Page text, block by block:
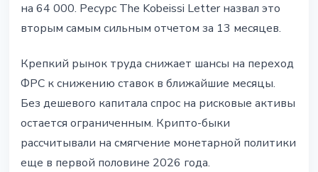
на 64 000. Ресурс The Kobeissi Letter назвал это
вторым самым сильным отчетом за 13 месяцев.
Крепкий рынок труда снижает шансы на переход
ФРС к снижению ставок в ближайшие месяцы.
Без дешевого капитала спрос на рисковые активы
остается ограниченным. Крипто-быки
рассчитывали на смягчение монетарной политики
еще в первой половине 2026 года.